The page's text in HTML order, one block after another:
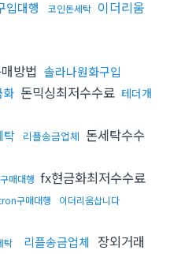
입대행 코인돈세탁 이더리움
방법 솔라나원화구입
화 돈믹싱최저수수료 테더개
탁 리플송금업체 돈세탁수수
매대행 fx현금화최저수수료
구매대행
이더리움삽니다
탁 리플송금업체 장외거래